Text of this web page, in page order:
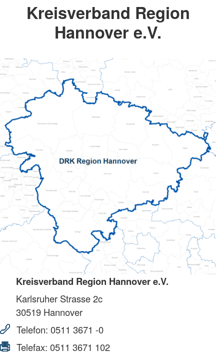
Kreisverband Region
Hannover e.V.
Kreisverband Region Hannover e.V.
Karlsruher Strasse 2c
30519 Hannover
Telefon: 0511 3671 -0
Telefax: 0511 3671 102